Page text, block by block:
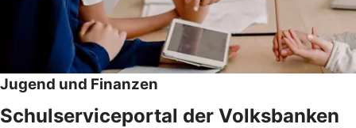
Jugend und Finanzen
Schulserviceportal der Volksbanken